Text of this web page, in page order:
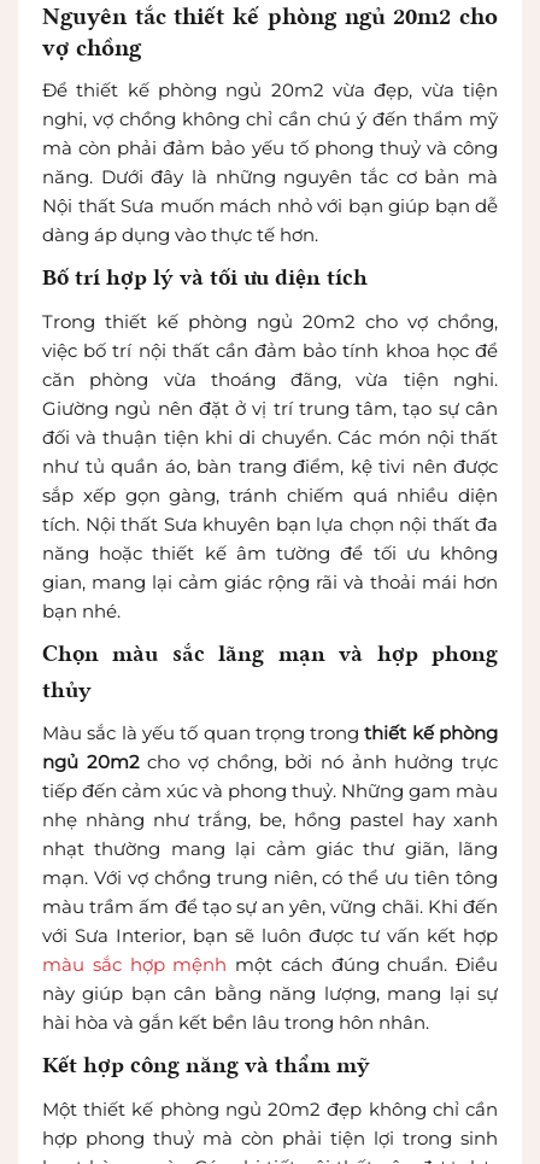
Nguyên tắc thiết kế phòng ngủ 20m2 cho
vợ chồng
Để thiết kế phòng ngủ 20m2 vừa đẹp, vừa tiện
nghi, vợ chồng không chỉ cần chú ý đến thẩm mỹ
mà còn phải đảm bảo yếu tố phong thuỷ và công
năng. Dưới đây là những nguyên tắc cơ bản mà
Nội thất Sưa muốn mách nhỏ với bạn giúp bạn dễ
dàng áp dụng vào thực tế hơn.
Bố trí hợp lý và tối ưu diện tích
Trong thiết kế phòng ngủ 20m2 cho vợ chồng,
việc bố trí nội thất cần đảm bảo tính khoa học để
căn phòng vừa thoáng đãng, vừa tiện nghi.
Giường ngủ nên đặt ở vị trí trung tâm, tạo sự cân
đối và thuận tiện khi di chuyển. Các món nội thất
như tủ quần áo, bàn trang điểm, kệ tivi nên được
sắp xếp gọn gàng, tránh chiếm quá nhiều diện
tích. Nội thất Sưa khuyên bạn lựa chọn nội thất đa
năng hoặc thiết kế âm tường để tối ưu không
gian, mang lại cảm giác rộng rãi và thoải mái hơn
bạn nhé.
Chọn màu sắc lãng mạn và hợp phong
thủy
Màu sắc là yếu tố quan trọng trongthiết kế phòng
ngủ 20m2cho vợ chồng, bởi nó ảnh hưởng trực
tiếp đến cảm xúc và phong thuỷ. Những gam màu
nhẹ nhàng như trắng, be, hồng pastel hay xanh
nhạt thường mang lại cảm giác thư giãn, lãng
mạn. Với vợ chồng trung niên, có thể ưu tiên tông
màu trầm ấm để tạo sự an yên, vững chãi. Khi đến
với Sưa Interior, bạn sẽ luôn được tư vấn kết hợp
màu sắc hợp mệnh một cách đúng chuẩn. Điều
này giúp bạn cân bằng năng lượng, mang lại sự
hài hòa và gắn kết bền lâu trong hôn nhân.
Kết hợp công năng và thẩm mỹ
Một thiết kế phòng ngủ 20m2 đẹp không chỉ cần
hợp phong thuỷ mà còn phải tiện lợi trong sinh